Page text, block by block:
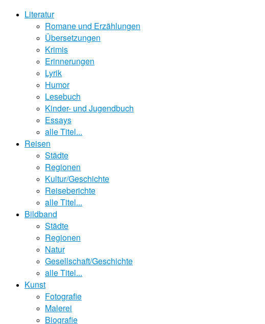
Literatur
Romane und Erzählungen
Übersetzungen
Krimis
Erinnerungen
Lyrik
Humor
Lesebuch
Kinder- und Jugendbuch
Essays
alle Titel...
Reisen
Städte
Regionen
Kultur/Geschichte
Reiseberichte
alle Titel...
Bildband
Städte
Regionen
Natur
Gesellschaft/Geschichte
alle Titel...
Kunst
Fotografie
Malerei
Biografie